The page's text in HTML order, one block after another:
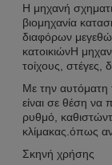
Η μηχανή
βιομηχανία
διαφόρων
κατοικιώνΗ
τοίχους, στέγες,
Με την
είναι σε θέση να
ρυθμό,
κλίμακας.όπως
Σκηνή χρήσης